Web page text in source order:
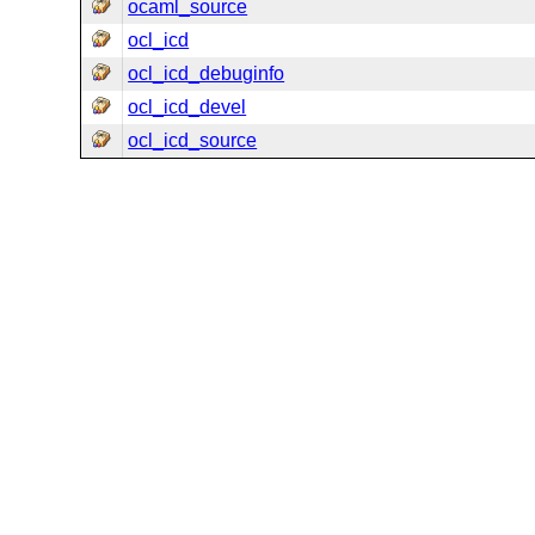
ocaml_source
ocl_icd
ocl_icd_debuginfo
ocl_icd_devel
ocl_icd_source